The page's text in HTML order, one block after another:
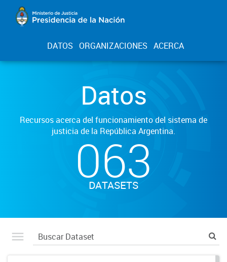
DATOS ORGANIZACIONES ACERCA
Datos
Recursos acerca del funcionamiento del sistema de
justicia de la República Argentina.
063
DATASETS